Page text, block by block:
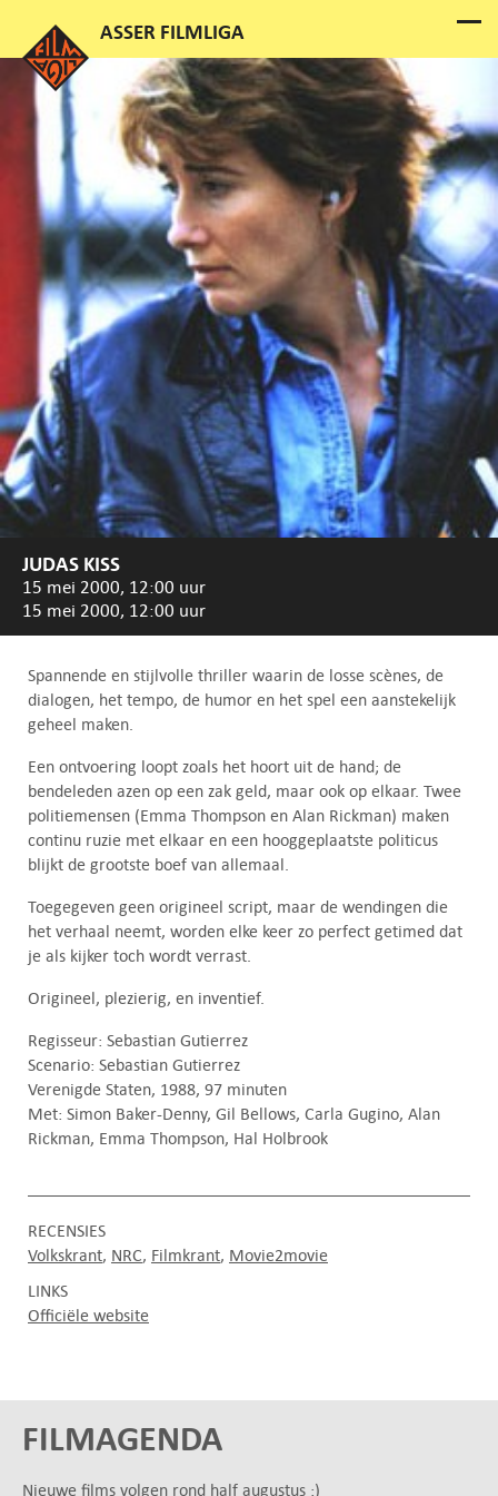
JUDAS KISS
15 mei 2000, 12:00 uur
15 mei 2000, 12:00 uur
Spannende en stijlvolle thriller waarin de losse scènes, de
dialogen, het tempo, de humor en het spel een aanstekelijk
geheel maken.
Een ontvoering loopt zoals het hoort uit de hand; de
bendeleden azen op een zak geld, maar ook op elkaar. Twee
politiemensen (Emma Thompson en Alan Rickman) maken
continu ruzie met elkaar en een hooggeplaatste politicus
blijkt de grootste boef van allemaal.
Toegegeven geen origineel script, maar de wendingen die
het verhaal neemt, worden elke keer zo perfect getimed dat
je als kijker toch wordt verrast.
Origineel, plezierig, en inventief.
Regisseur: Sebastian Gutierrez
Scenario: Sebastian Gutierrez
Verenigde Staten, 1988, 97 minuten
Met: Simon Baker-Denny, Gil Bellows, Carla Gugino, Alan
Rickman, Emma Thompson, Hal Holbrook
RECENSIES
Volkskrant NRC Filmkrant Movie2movie
LINKS
Officiële website
FILMAGENDA
Nieuwe films volgen rond half augustus :)